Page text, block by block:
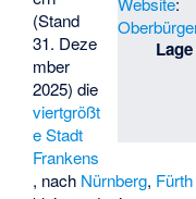
(Stand
31. Deze
mber
2025) die
viertgrößt
e Stadt
Frankens
, nach Nürnberg, Fürth